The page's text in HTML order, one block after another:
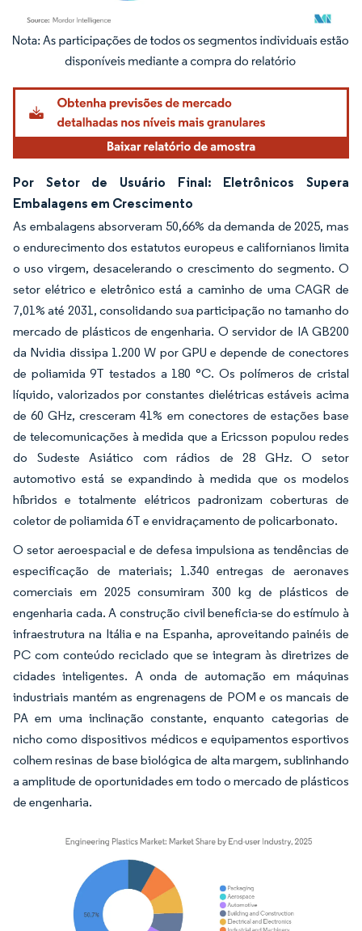
Imagem © Mordor Intelligence. O reuso requer atribuição conforme CC BY 4.0.
Por Setor de Usuário Final: Eletrônicos Supera
Embalagens em Crescimento
As embalagens absorveram 50,66% da demanda de 2025, mas
o endurecimento dos estatutos europeus e californianos limita
o uso virgem, desacelerando o crescimento do segmento. O
setor elétrico e eletrônico está a caminho de uma CAGR de
7,01% até 2031, consolidando sua participação no tamanho do
mercado de plásticos de engenharia. O servidor de IA GB200
da Nvidia dissipa 1.200 W por GPU e depende de conectores
de poliamida 9T testados a 180 °C. Os polímeros de cristal
líquido, valorizados por constantes dielétricas estáveis acima
de 60 GHz, cresceram 41% em conectores de estações base
de telecomunicações à medida que a Ericsson populou redes
do Sudeste Asiático com rádios de 28 GHz. O setor
automotivo está se expandindo à medida que os modelos
híbridos e totalmente elétricos padronizam coberturas de
coletor de poliamida 6T e envidraçamento de policarbonato.
O setor aeroespacial e de defesa impulsiona as tendências de
especificação de materiais; 1.340 entregas de aeronaves
comerciais em 2025 consumiram 300 kg de plásticos de
engenharia cada. A construção civil beneficia-se do estímulo à
infraestrutura na Itália e na Espanha, aproveitando painéis de
PC com conteúdo reciclado que se integram às diretrizes de
cidades inteligentes. A onda de automação em máquinas
industriais mantém as engrenagens de POM e os mancais de
PA em uma inclinação constante, enquanto categorias de
nicho como dispositivos médicos e equipamentos esportivos
colhem resinas de base biológica de alta margem, sublinhando
a amplitude de oportunidades em todo o mercado de plásticos
de engenharia.